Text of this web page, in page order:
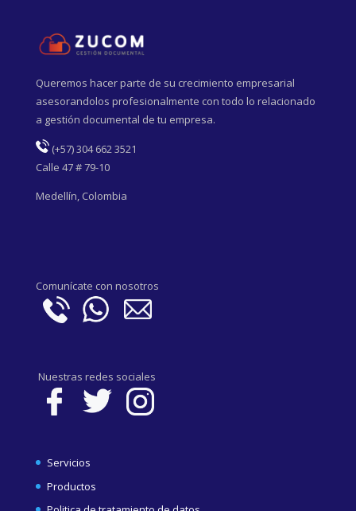
Queremos hacer parte de su crecimiento empresarial
asesorandolos profesionalmente con todo lo relacionado
a gestión documental de tu empresa.
(+57) 304 662 3521
Calle 47 # 79-10
Medellín, Colombia
Comunícate con nosotros
Nuestras redes sociales
Servicios
Productos